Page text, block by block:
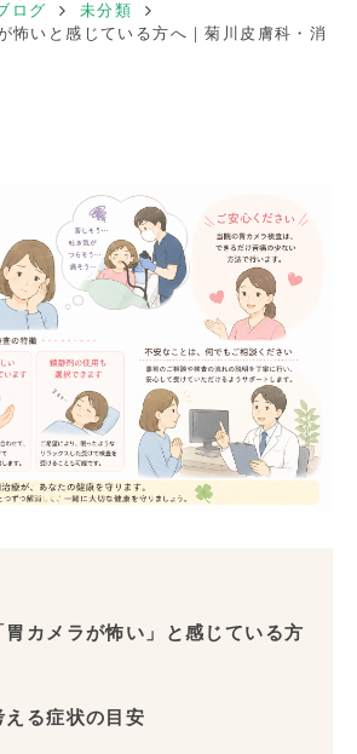
ログ
未分類
怖いと感じている方へ｜菊川皮膚科・消
胃カメラが怖い」と感じている方
える症状の目安